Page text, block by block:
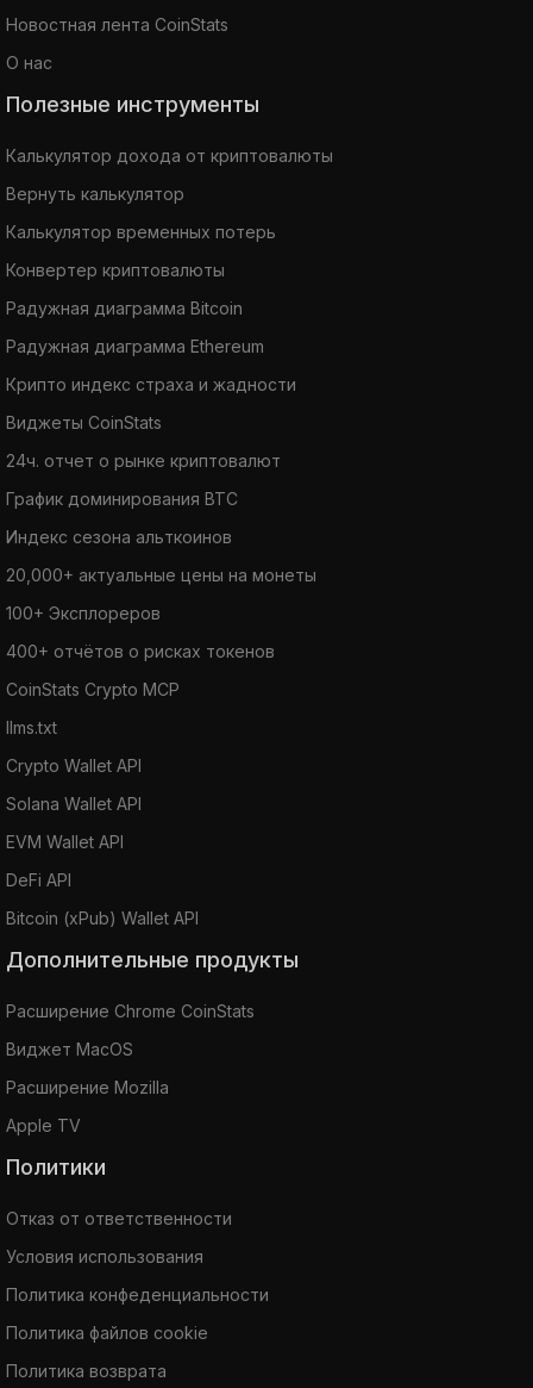
Новостная лента CoinStats
О нас
Полезные инструменты
Калькулятор дохода от криптовалюты
Вернуть калькулятор
Калькулятор временных потерь
Конвертер криптовалюты
Радужная диаграмма Bitcoin
Радужная диаграмма Ethereum
Крипто индекс страха и жадности
Виджеты CoinStats
24ч. отчет о рынке криптовалют
График доминирования BTC
Индекс сезона альткоинов
20,000+ актуальные цены на монеты
100+ Эксплореров
400+ отчётов о рисках токенов
CoinStats Crypto MCP
llms.txt
Crypto Wallet API
Solana Wallet API
EVM Wallet API
DeFi API
Bitcoin (xPub) Wallet API
Дополнительные продукты
Расширение Chrome CoinStats
Виджет MacOS
Расширение Mozilla
Apple TV
Политики
Отказ от ответственности
Условия использования
Политика конфеденциальности
Политика файлов cookie
Политика возврата